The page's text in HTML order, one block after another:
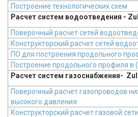
Построение технологических схем
Расчет систем водоотведения -
Поверочный расчет сетей
Конструкторский расчет сетей
ПО для построения продольного
Построение продольного профиля в
Расчет систем газоснабжения-
Поверочный расчет газопроводов
высокого давления
Конструкторский расчет газовой сети